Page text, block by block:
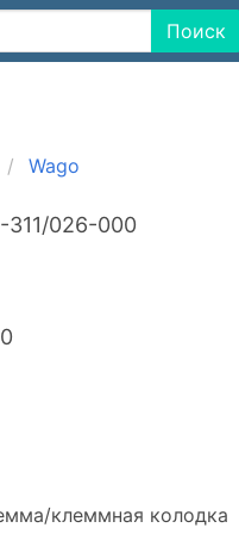
Поиск
Wago
311/026-000
клеммная колодка